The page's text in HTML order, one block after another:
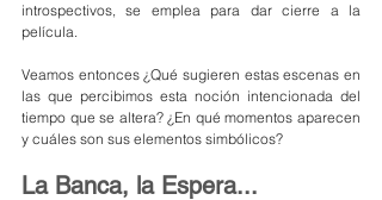
introspectivos, se emplea para dar cierre a la
película.
Veamos entonces ¿Qué sugieren estas escenas en
las que percibimos esta noción intencionada del
tiempo que se altera? ¿En qué momentos aparecen
y cuáles son sus elementos simbólicos?
La Banca, la Espera...